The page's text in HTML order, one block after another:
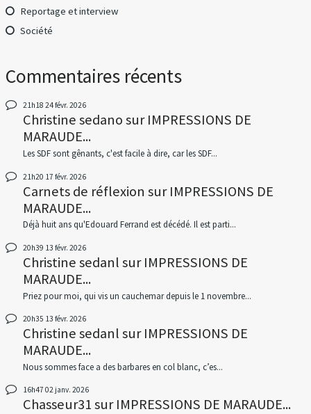
Reportage et interview
Société
Commentaires récents
21h18 24févr. 2026
Christine sedanosurIMPRESSIONS DE
MARAUDE...
Les SDF sont gênants, c'est facile à dire, car les SDF...
21h20 17 févr. 2026
Carnets de réflexion surIMPRESSIONS DE
MARAUDE...
Déjà huit ans qu'Edouard Ferrand est décédé. Il est parti...
20h39 13 févr. 2026
Christine sedanlsurIMPRESSIONS DE
MARAUDE...
Priez pour moi, qui vis un cauchemar depuis le 1 novembre...
20h35 13 févr. 2026
Christine sedanlsurIMPRESSIONS DE
MARAUDE...
Nous sommes face a des barbares en col blanc, c’es...
16h47 02 janv. 2026
Chasseur31surIMPRESSIONS DE MARAUDE...